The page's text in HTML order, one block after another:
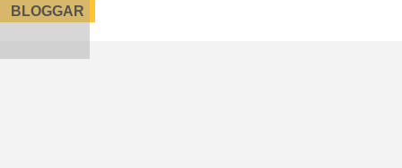
BLOGGAR